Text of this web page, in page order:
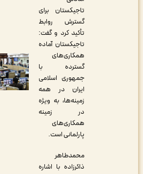
تاجیکستان برای
گسترش روابط
تأکید کرد و گفت:
تاجیکستان آماده
همکاری‌های
گسترده با
جمهوری اسلامی
ایران در همه
زمینه‌ها، به ویژه
در زمینه
همکاری‌های
پارلمانی است.
محمدطاهر
ذاکرزاده با اشاره